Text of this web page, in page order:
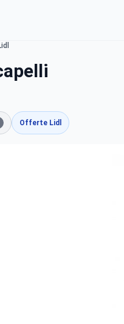
Offerte Lidl